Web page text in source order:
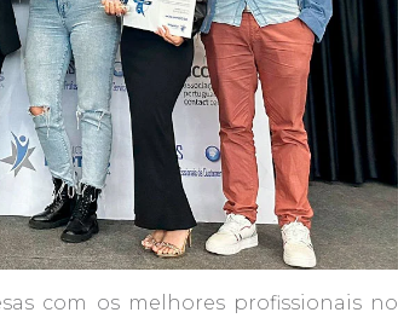
com os melhores profissionais no